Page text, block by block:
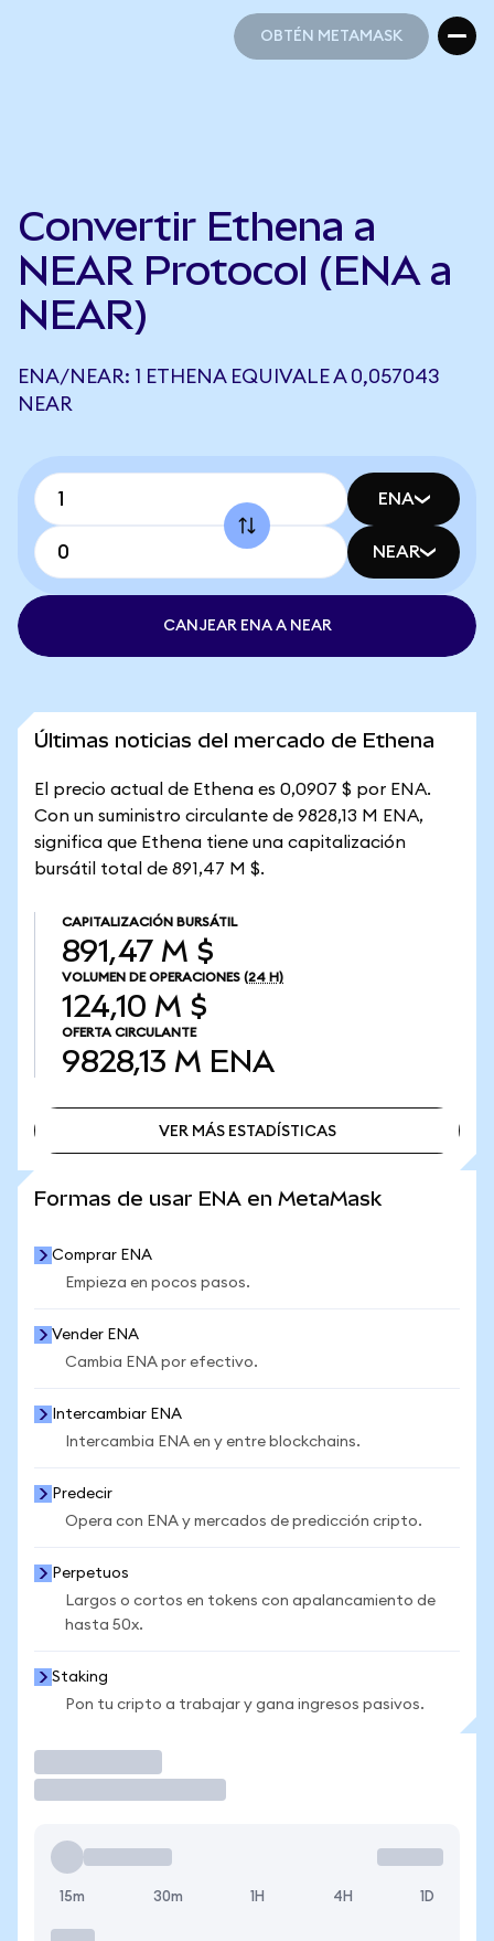
OBTÉN METAMASK
Convertir Ethena a
NEAR Protocol (ENA a
NEAR)
ENA/NEAR: 1 ETHENA EQUIVALE A 0,057043
NEAR
ENA
NEAR
CANJEAR ENA A NEAR
Últimas noticias del mercado de Ethena
El precio actual de Ethena es 0,0907 $ por ENA.
Con un suministro circulante de 9828,13 M ENA,
significa que Ethena tiene una capitalización
bursátil total de 891,47 M $.
CAPITALIZACIÓN BURSÁTIL
891,47 M $
VOLUMEN DE OPERACIONES (24 H)
124,10 M $
OFERTA CIRCULANTE
9828,13 M ENA
VER MÁS ESTADÍSTICAS
Formas de usar ENA en MetaMask
Comprar ENA
Empieza en pocos pasos.
Vender ENA
Cambia ENA por efectivo.
Intercambiar ENA
Intercambia ENA en y entre blockchains.
Predecir
Opera con ENA y mercados de predicción cripto.
Perpetuos
Largos o cortos en tokens con apalancamiento de
hasta 50x.
Staking
Pon tu cripto a trabajar y gana ingresos pasivos.
15m 30m 1H 4H 1D